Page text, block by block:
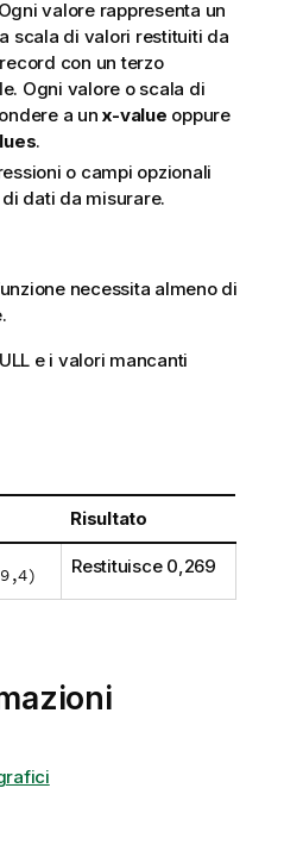
valore rappresenta un
scala di valori restituiti da
con un terzo
Ogni valore o scala di
a unx-value oppure
.
o campi opzionali
dati da misurare.
necessita almeno di
e i valori mancanti
Risultato
Restituisce 0,269